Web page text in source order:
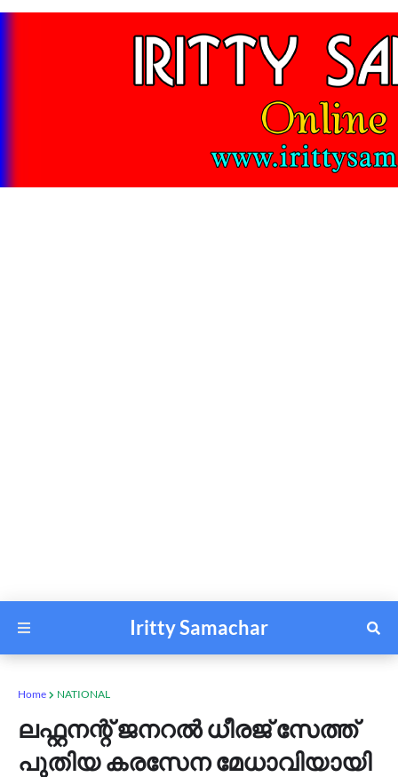
Iritty Samachar
Home NATIONAL
ലഫ്റ്റനന്റ് ജനറൽ ധീരജ് സേത്ത്
പുതിയ കരസേന മേധാവിയായി